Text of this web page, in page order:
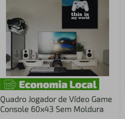
Quadro Jogador de Vídeo Game
Console 60x43 Sem Moldura